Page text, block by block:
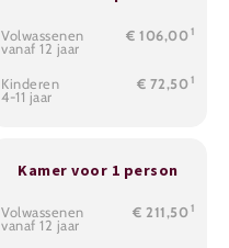
Volwassenen
vanaf 12 jaar
€ 106,001
Kinderen
4-11 jaar
€ 72,501
Kamer voor 1 person
Volwassenen
vanaf 12 jaar
€ 211,501